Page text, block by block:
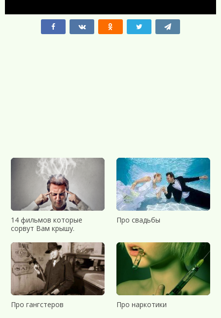
14 фильмов которые
сорвут Вам крышу.
Про свадьбы
Про гангстеров Про наркотики